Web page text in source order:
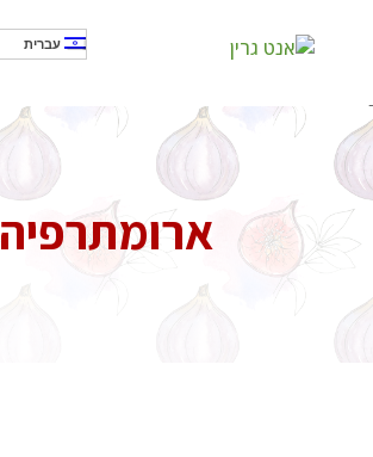
]
עברית
ארומתרפיה